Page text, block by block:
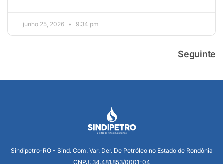
junho 25, 2026 9:34 pm
Seguinte
Sindipetro-RO - Sind. Com. Var. Der. De Petróleo no Estado de Rondônia
CNPJ: 34.481.853/0001-04